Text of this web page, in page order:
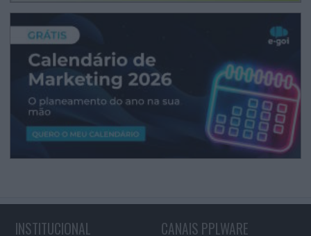
INSTITUCIONAL CANAIS PPLWARE